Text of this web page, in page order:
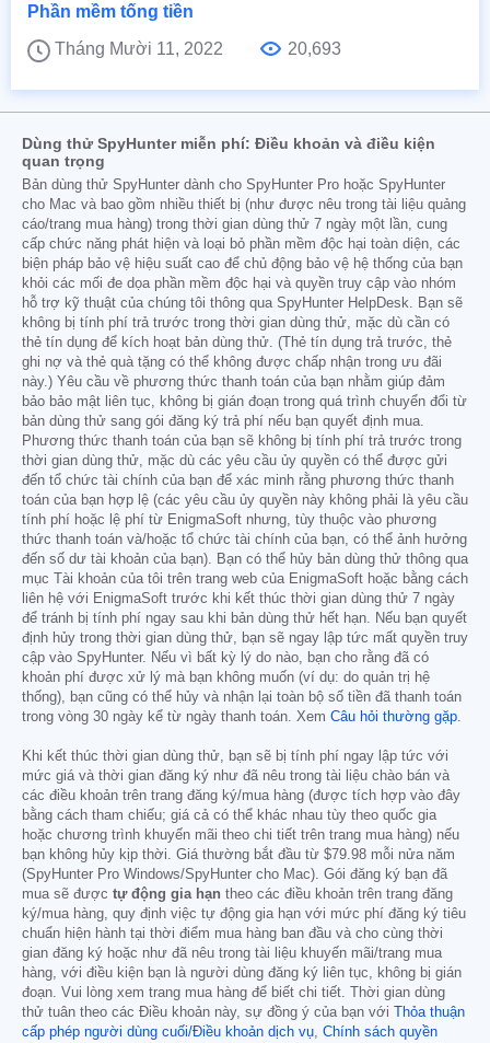
Phần mềm tống tiền
Tháng Mười 11, 2022
20,693
Dùng thử SpyHunter miễn phí: Điều khoản và điều kiện
quan trọng
Bản dùng thử SpyHunter dành cho SpyHunter Pro hoặc SpyHunter
cho Mac và bao gồm nhiều thiết bị (như được nêu trong tài liệu quảng
cáo/trang mua hàng) trong thời gian dùng thử 7 ngày một lần, cung
cấp chức năng phát hiện và loại bỏ phần mềm độc hại toàn diện, các
biện pháp bảo vệ hiệu suất cao để chủ động bảo vệ hệ thống của bạn
khỏi các mối đe dọa phần mềm độc hại và quyền truy cập vào nhóm
hỗ trợ kỹ thuật của chúng tôi thông qua SpyHunter HelpDesk. Bạn sẽ
không bị tính phí trả trước trong thời gian dùng thử, mặc dù cần có
thẻ tín dụng để kích hoạt bản dùng thử. (Thẻ tín dụng trả trước, thẻ
ghi nợ và thẻ quà tặng có thể không được chấp nhận trong ưu đãi
này.) Yêu cầu về phương thức thanh toán của bạn nhằm giúp đảm
bảo bảo mật liên tục, không bị gián đoạn trong quá trình chuyển đổi từ
bản dùng thử sang gói đăng ký trả phí nếu bạn quyết định mua.
Phương thức thanh toán của bạn sẽ không bị tính phí trả trước trong
thời gian dùng thử, mặc dù các yêu cầu ủy quyền có thể được gửi
đến tổ chức tài chính của bạn để xác minh rằng phương thức thanh
toán của bạn hợp lệ (các yêu cầu ủy quyền này không phải là yêu cầu
tính phí hoặc lệ phí từ EnigmaSoft nhưng, tùy thuộc vào phương
thức thanh toán và/hoặc tổ chức tài chính của bạn, có thể ảnh hưởng
đến số dư tài khoản của bạn). Bạn có thể hủy bản dùng thử thông qua
mục Tài khoản của tôi trên trang web của EnigmaSoft hoặc bằng cách
liên hệ với EnigmaSoft trước khi kết thúc thời gian dùng thử 7 ngày
để tránh bị tính phí ngay sau khi bản dùng thử hết hạn. Nếu bạn quyết
định hủy trong thời gian dùng thử, bạn sẽ ngay lập tức mất quyền truy
cập vào SpyHunter. Nếu vì bất kỳ lý do nào, bạn cho rằng đã có
khoản phí được xử lý mà bạn không muốn (ví dụ: do quản trị hệ
thống), bạn cũng có thể hủy và nhận lại toàn bộ số tiền đã thanh toán
trong vòng 30 ngày kể từ ngày thanh toán. Xem Câu hỏi thường gặp.
Khi kết thúc thời gian dùng thử, bạn sẽ bị tính phí ngay lập tức với
mức giá và thời gian đăng ký như đã nêu trong tài liệu chào bán và
các điều khoản trên trang đăng ký/mua hàng (được tích hợp vào đây
bằng cách tham chiếu; giá cả có thể khác nhau tùy theo quốc gia
hoặc chương trình khuyến mãi theo chi tiết trên trang mua hàng) nếu
bạn không hủy kịp thời. Giá thường bắt đầu từ $79.98 mỗi nửa năm
(SpyHunter Pro Windows/SpyHunter cho Mac). Gói đăng ký bạn đã
mua sẽ được tự động gia hạn theo các điều khoản trên trang đăng
ký/mua hàng, quy định việc tự động gia hạn với mức phí đăng ký tiêu
chuẩn hiện hành tại thời điểm mua hàng ban đầu và cho cùng thời
gian đăng ký hoặc như đã nêu trong tài liệu khuyến mãi/trang mua
hàng, với điều kiện bạn là người dùng đăng ký liên tục, không bị gián
đoạn. Vui lòng xem trang mua hàng để biết chi tiết. Thời gian dùng
thử tuân theo các Điều khoản này, sự đồng ý của bạn với
Thỏa thuận
cấp phép người dùng cuối/Điều khoản dịch vụ, Chính sách quyền